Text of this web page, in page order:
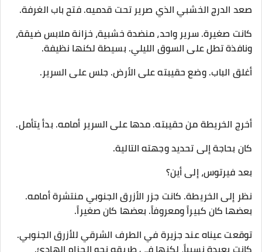
صعد الدرج الخشبي الذي صرير تحت قدميه. فتح باب الغرفة.
كانت صغيرة. سرير واحد، منضدة خشبية، خزانة ملابس ضيقة،
ونافذة تطل على السوق الليلي. بسيطة لكنها نظيفة.
أغلق الباب. وضع حقيبته على الأرض. جلس على السرير.
أخرج الخريطة من حقيبته. مدها على السرير أمامه. بدأ يتأمل.
كان بحاجة إلى تحديد وجهته التالية.
بعد فيرتوس، إلى أين؟
نظر إلى الخريطة. كانت جزر الأزرق الجنوبي منتشرة أمامه.
بعضها كان كبيراً ومعروفاً. بعضها كان صغيراً.
توقعت عيناه عند جزيرة في الطرف الشرقي للأزرق الجنوبي.